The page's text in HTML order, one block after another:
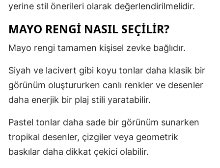
yerine stil önerileri olarak değerlendirilmelidir.
MAYO RENGI NASIL SEÇILIR?
Mayo rengi tamamen kişisel zevke bağlıdır.
Siyah ve lacivert gibi koyu tonlar daha klasik bir
görünüm oluştururken canlı renkler ve desenler
daha enerjik bir plaj stili yaratabilir.
Pastel tonlar daha sade bir görünüm sunarken
tropikal desenler, çizgiler veya geometrik
baskılar daha dikkat çekici olabilir.